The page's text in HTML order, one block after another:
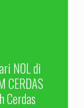
NOL di
CERDAS
Cerdas